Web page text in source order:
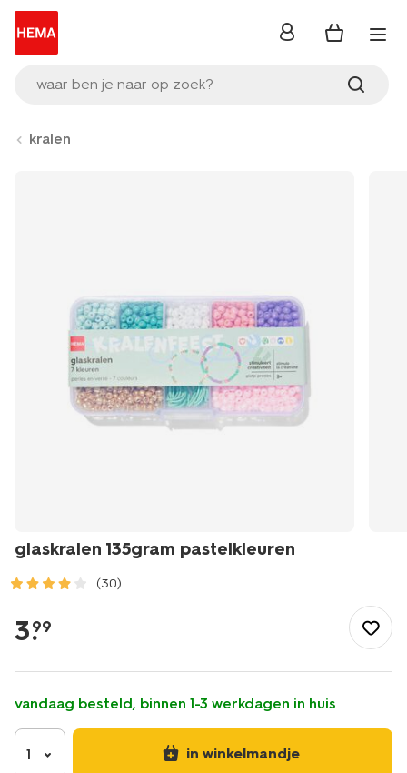
waar ben je naar op zoek?
inloggen
kralen
glaskralen 135gram pastelkleuren
(30)
hobby/knutselen/kralen/glaskralen-
135gram-
15920135.html
3.
99
vandaag besteld, binnen 1-3 werkdagen in huis
1 in winkelmandje